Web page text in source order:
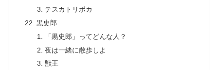
テスカトリポカ
黒史郎
「黒史郎」ってどんな人？
夜は一緒に散歩しよ
獣王